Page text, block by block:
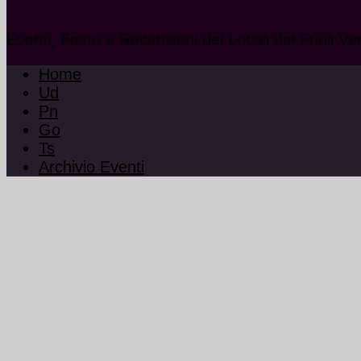
Eventi, Feste e Recensioni dei Locali del Friuli
Home
Ud
Pn
Go
Ts
Archivio Eventi